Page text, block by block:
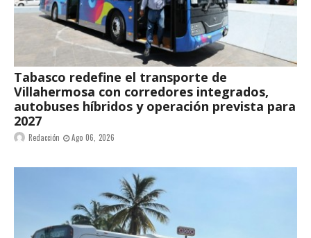
Tabasco redefine el transporte de
Villahermosa con corredores integrados,
autobuses híbridos y operación prevista para
2027
Redacción Ago 06, 2026